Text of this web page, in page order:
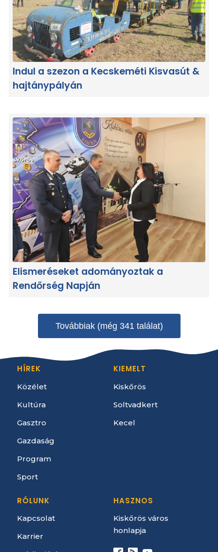
Indul a szezon a Kecskeméti Kisvasút &
hajtánypályán
Elismeréseket adományoztak a
Rendőrség Napján
Továbbiak (még 341 találat)
HÍREK
Közélet
Kultúra
Gasztro
Gazdaság
Program
Sport
KIEMELT
Kiskőrös
Soltvadkert
Kecel
RÓLUNK
Kapcsolat
Karrier
HASZNOS
Kiskőrös város
honlapja